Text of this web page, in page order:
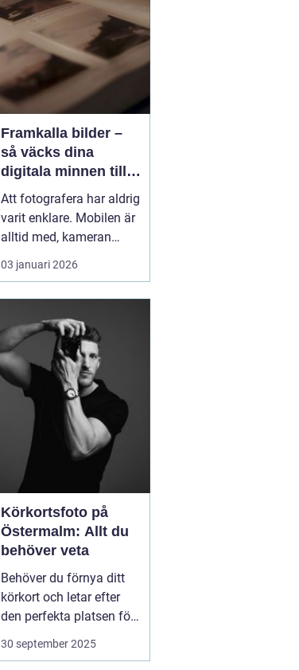
ingen slump. Ad...
Framkalla bilder –
så väcks dina
digitala minnen till
liv
Att fotografera har aldrig
varit enklare. Mobilen är
alltid med, kameran
fångar allt på några
sekunder och
många av våra
viktigaste stunder
gömda i map...
03 januari 2026
Körkortsfoto på
Östermalm: Allt du
behöver veta
Behöver du förnya ditt
körkort och letar efter
den perfekta platsen för
att ta ditt körkortsfoto?
Då befinner du dig i rätt
30 september 2025